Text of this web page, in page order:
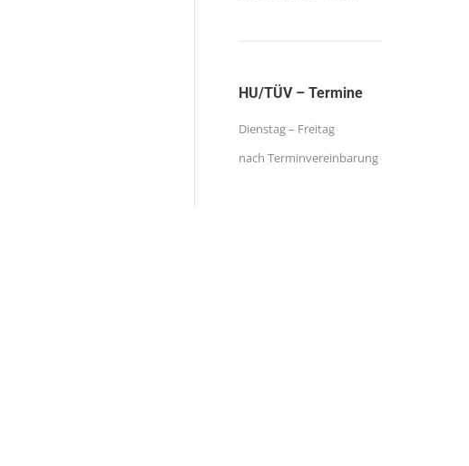
HU/TÜV – Termine
Dienstag – Freitag
nach Terminvereinbarung